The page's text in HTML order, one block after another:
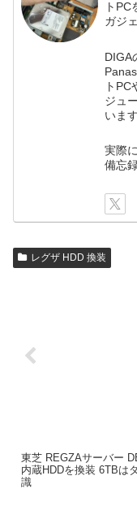
ト
ガジ
DIGA
ト
ジュ
います
実際
備忘
レグザ HDD 換装
東芝 REGZAサーバー
内蔵HDDを換装 6TBは
識